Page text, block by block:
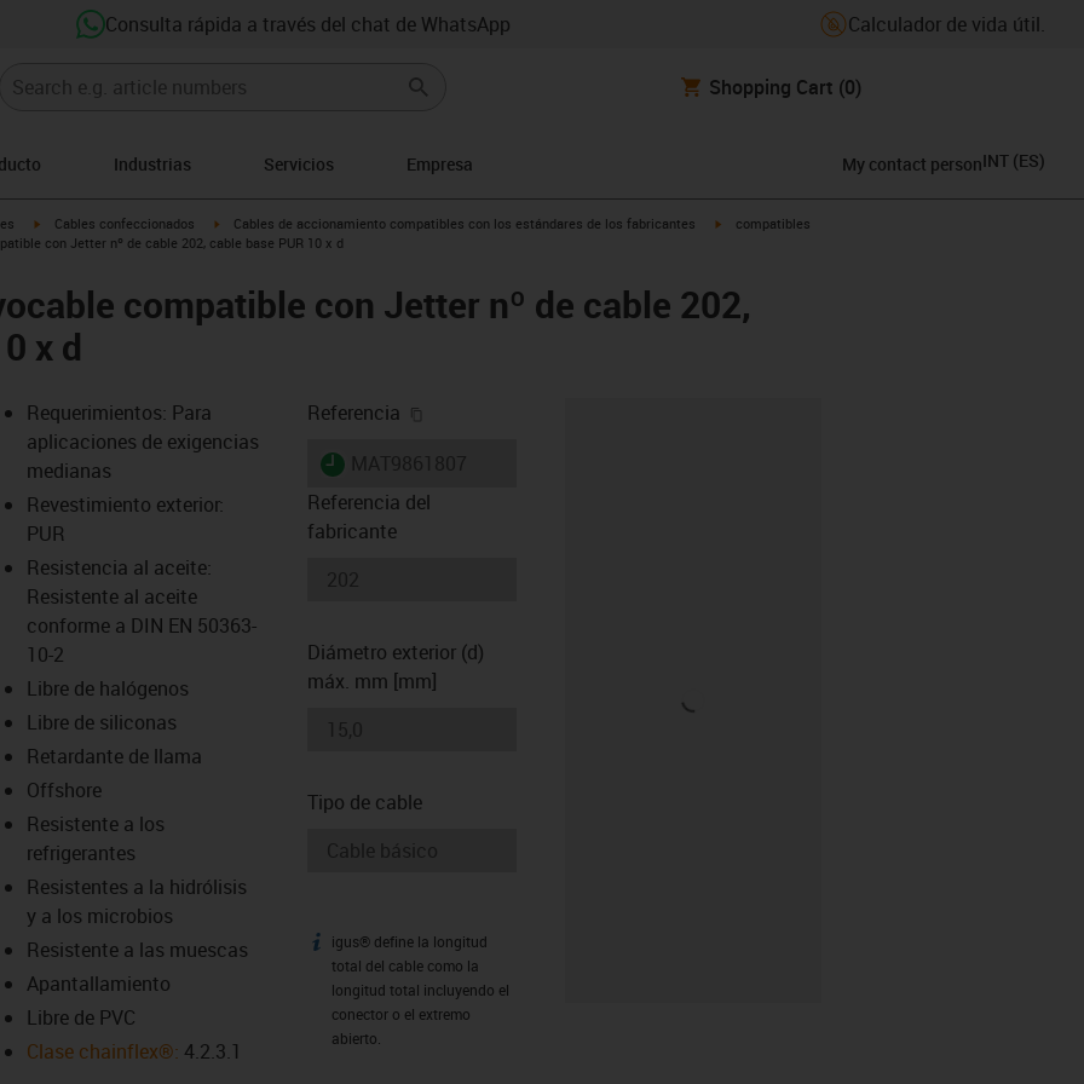
Consulta rápida a través del chat de WhatsApp Calculador de vida útil.
Shopping Cart (0)
Industrias Servicios Empresa My contact personINT (ES)
igus-icon-arrow-right
Cables confeccionados igus-icon-arrow-right
Cables de accionamiento compatibles con los estándares de los fabricantes igus-icon-arrow-right
compatibles
con Jetter nº de cable 202, cable base PUR 10 x d
compatible con Jetter nº de cable 202,
x d
icon-lupe
icon-lupe
Requerimientos: Para
aplicaciones de exigencias
medianas
Revestimiento exterior:
PUR
Resistencia al aceite:
Resistente al aceite
conforme a DIN EN 50363-
10-2
Libre de halógenos
Libre de siliconas
Retardante de llama
Offshore
Resistente a los
refrigerantes
Resistentes a la hidrólisis
y a los microbios
Resistente a las muescas
Apantallamiento
Libre de PVC
Clase chainflex®: 4.2.3.1
Referencia
igus-icon-lieferzeit
Referencia del
fabricante
Diámetro exterior (d)
máx. mm [mm]
Tipo de cable
igus-icon-info
igus® define la longitud
total del cable como la
longitud total incluyendo el
conector o el extremo
abierto.